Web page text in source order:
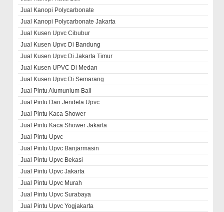
Jual Kanopi Polycarbonate
Jual Kanopi Polycarbonate Jakarta
Jual Kusen Upvc Cibubur
Jual Kusen Upvc Di Bandung
Jual Kusen Upvc Di Jakarta Timur
Jual Kusen UPVC Di Medan
Jual Kusen Upvc Di Semarang
Jual Pintu Alumunium Bali
Jual Pintu Dan Jendela Upvc
Jual Pintu Kaca Shower
Jual Pintu Kaca Shower Jakarta
Jual Pintu Upvc
Jual Pintu Upvc Banjarmasin
Jual Pintu Upvc Bekasi
Jual Pintu Upvc Jakarta
Jual Pintu Upvc Murah
Jual Pintu Upvc Surabaya
Jual Pintu Upvc Yogjakarta